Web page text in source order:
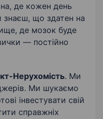
де кожен день
знаєш, що здатен на
де мозок буде
— постійно
Нерухомість. Ми
Ми шукаємо
інвестувати свій
справжніх